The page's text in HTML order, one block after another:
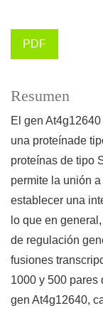
PDF
Resumen
El gen
una proteínade
proteínas de tipo
permite la unión
establecer una
lo que en
de regulación
fusiones
1000 y 500 pares
gen At4g12640,